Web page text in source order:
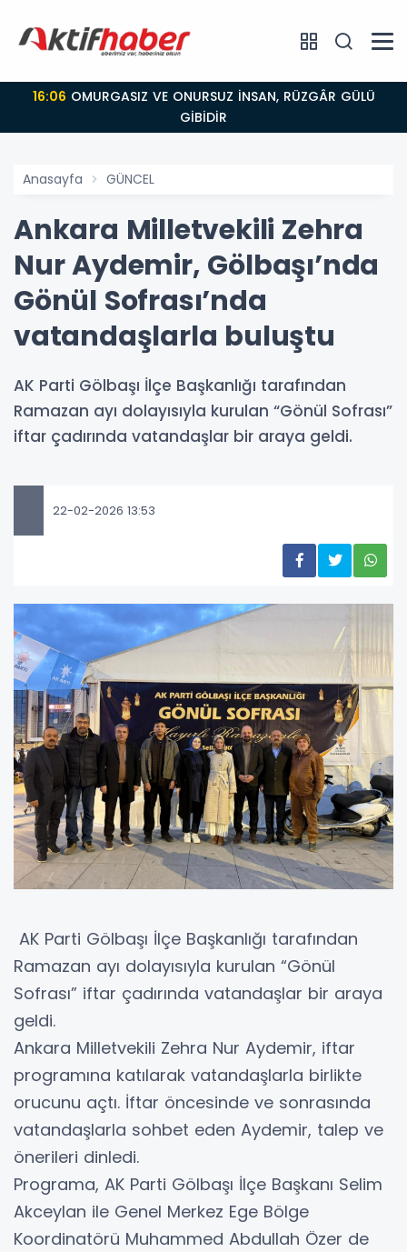
16:06
GİBİDİR
Anasayfa GÜNCEL
Ankara Milletvekili Zehra
Nur Aydemir, Gölbaşı’nda
Gönül Sofrası’nda
vatandaşlarla buluştu
AK Parti Gölbaşı İlçe Başkanlığı tarafından
Ramazan ayı dolayısıyla kurulan “Gönül Sofrası”
iftar çadırında vatandaşlar bir araya geldi.
22-02-2026 13:53
AK Parti Gölbaşı İlçe Başkanlığı tarafından
Ramazan ayı dolayısıyla kurulan “Gönül
Sofrası” iftar çadırında vatandaşlar bir araya
geldi.
Ankara Milletvekili Zehra Nur Aydemir, iftar
programına katılarak vatandaşlarla birlikte
orucunu açtı. İftar öncesinde ve sonrasında
vatandaşlarla sohbet eden Aydemir, talep ve
önerileri dinledi.
Programa, AK Parti Gölbaşı İlçe Başkanı Selim
Akceylan ile Genel Merkez Ege Bölge
Koordinatörü Muhammed Abdullah Özer de